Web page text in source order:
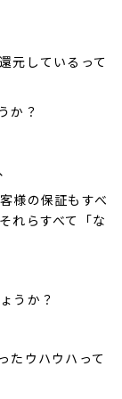
元しているって
か？
様の保証もすべ
れらすべて「な
うか？
たウハウハって